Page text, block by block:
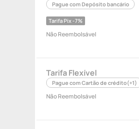
Pague com Depósito bancário
Tarifa Pix -7%
Não Reembolsável
Tarifa Flexível
Pague com Cartão de crédito(+1)
Não Reembolsável